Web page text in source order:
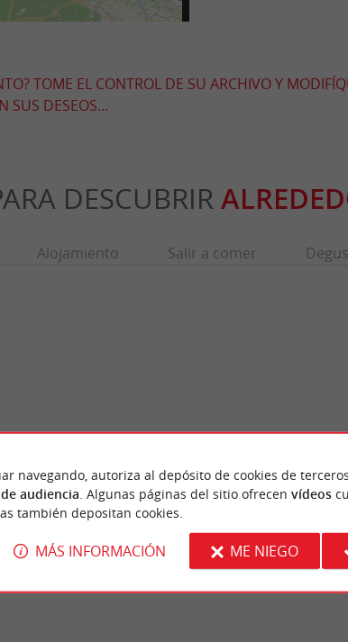
TOME EL CONTROL DE SU ARCHIVO Y
SUS DESEOS...
DESCUBRIR
Alojamiento Salir a comer
urbano situado en las afueras de
Garona. Su diseño es de ...
Château Ducal de Cadillac
A orillas del Garona, a 40 minutos
3,1 km - Cadillac
navegando, autoriza al depósito de cookies de
audiencia . Algunas páginas del sitio ofrecen vídeos
también depositan cookies.
MÁS INFORMACIÓN ME NIEGO